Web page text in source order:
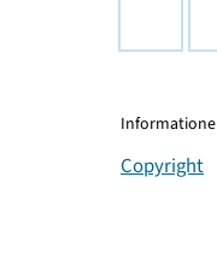
Copyright